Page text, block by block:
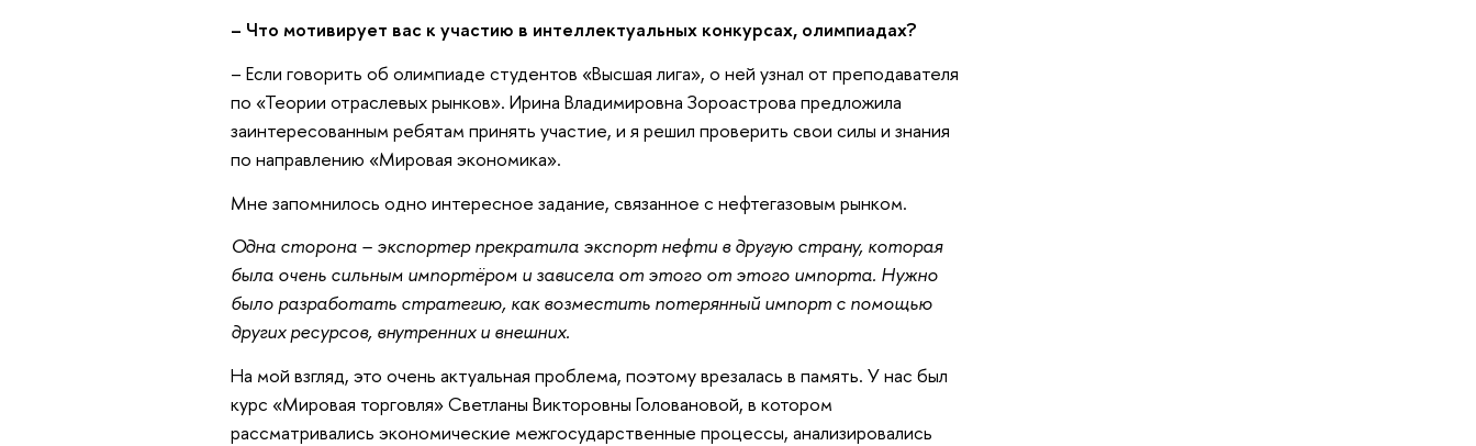
– Что мотивирует вас к участию в интеллектуальных конкурсах, олимпиадах?
– Если говорить об олимпиаде студентов «Высшая лига», о ней узнал от преподавателя
по «Теории отраслевых рынков». Ирина Владимировна Зороастрова предложила
заинтересованным ребятам принять участие, и я решил проверить свои силы и знания
по направлению «Мировая экономика».
Мне запомнилось одно интересное задание, связанное с нефтегазовым рынком.
Одна сторона – экспортер прекратила экспорт нефти в другую страну, которая
была очень сильным импортёром и зависела от этого от этого импорта. Нужно
было разработать стратегию, как возместить потерянный импорт с помощью
других ресурсов, внутренних и внешних.
На мой взгляд, это очень актуальная проблема, поэтому врезалась в память. У нас был
курс «Мировая торговля» Светланы Викторовны Головановой, в котором
рассматривались экономические межгосударственные процессы, анализировались